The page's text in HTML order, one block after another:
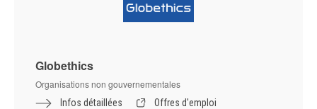
Globethics
Organisations non gouvernementales
Infos détaillées Offres d'emploi